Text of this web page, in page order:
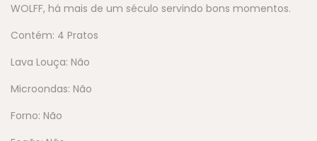
WOLFF, há mais de um século servindo bons momentos.
Contém: 4 Pratos
Lava Louça: Não
Microondas: Não
Forno: Não